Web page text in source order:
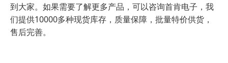
到大家。如果需要了解更多产品，可以咨询首肯电子，我
们提供10000多种现货库存，质量保障，批量特价供货，
售后完善。